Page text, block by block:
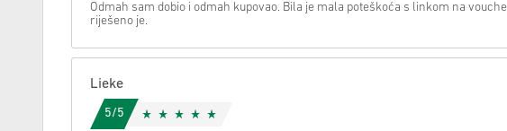
Možemo li vam pomoći oko nečega?
Odmah sam dobio i odmah kupovao. Bila je mala poteškoća s linkom na
riješeno je.
Lieke
5/5